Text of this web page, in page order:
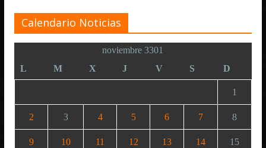
Calendario Noticias
noviembre 3301
L
M X J V S D
1
2 3 4 5 6 7 8
9 10 11 12 13 14 15